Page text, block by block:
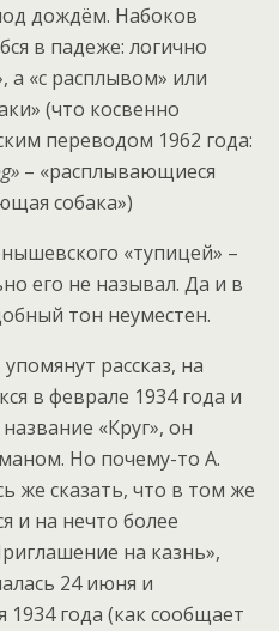
дождём. Набоков
в падеже: логично
а «с расплывом» или
(что косвенно
переводом 1962 года:
– «расплывающиеся
собака»)
«тупицей» –
его не называл. Да и в
тон неуместен.
рассказ, на
в феврале 1934 года и
«Круг», он
Но почему-то А.
же сказать, что в том же
и на нечто более
на казнь»,
24 июня и
1934 года (как сообщает